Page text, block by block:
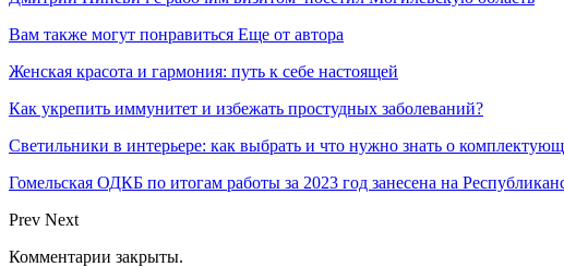
Вам также могут понравиться Еще от автора
Женская красота и гармония: путь к себе настоящей
Как укрепить иммунитет и избежать простудных заболеваний?
Светильники в интерьере: как выбрать и что нужно знать о
Гомельская ОДКБ по итогам работы за 2023 год занесена на
Prev Next
Комментарии закрыты.